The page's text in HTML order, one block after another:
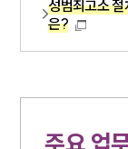
성범죄고소
은?
주요 업